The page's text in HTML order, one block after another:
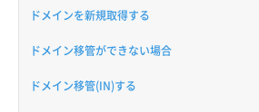
ドメインを新規取得する
ドメイン移管ができない場合
ドメイン移管(IN)する